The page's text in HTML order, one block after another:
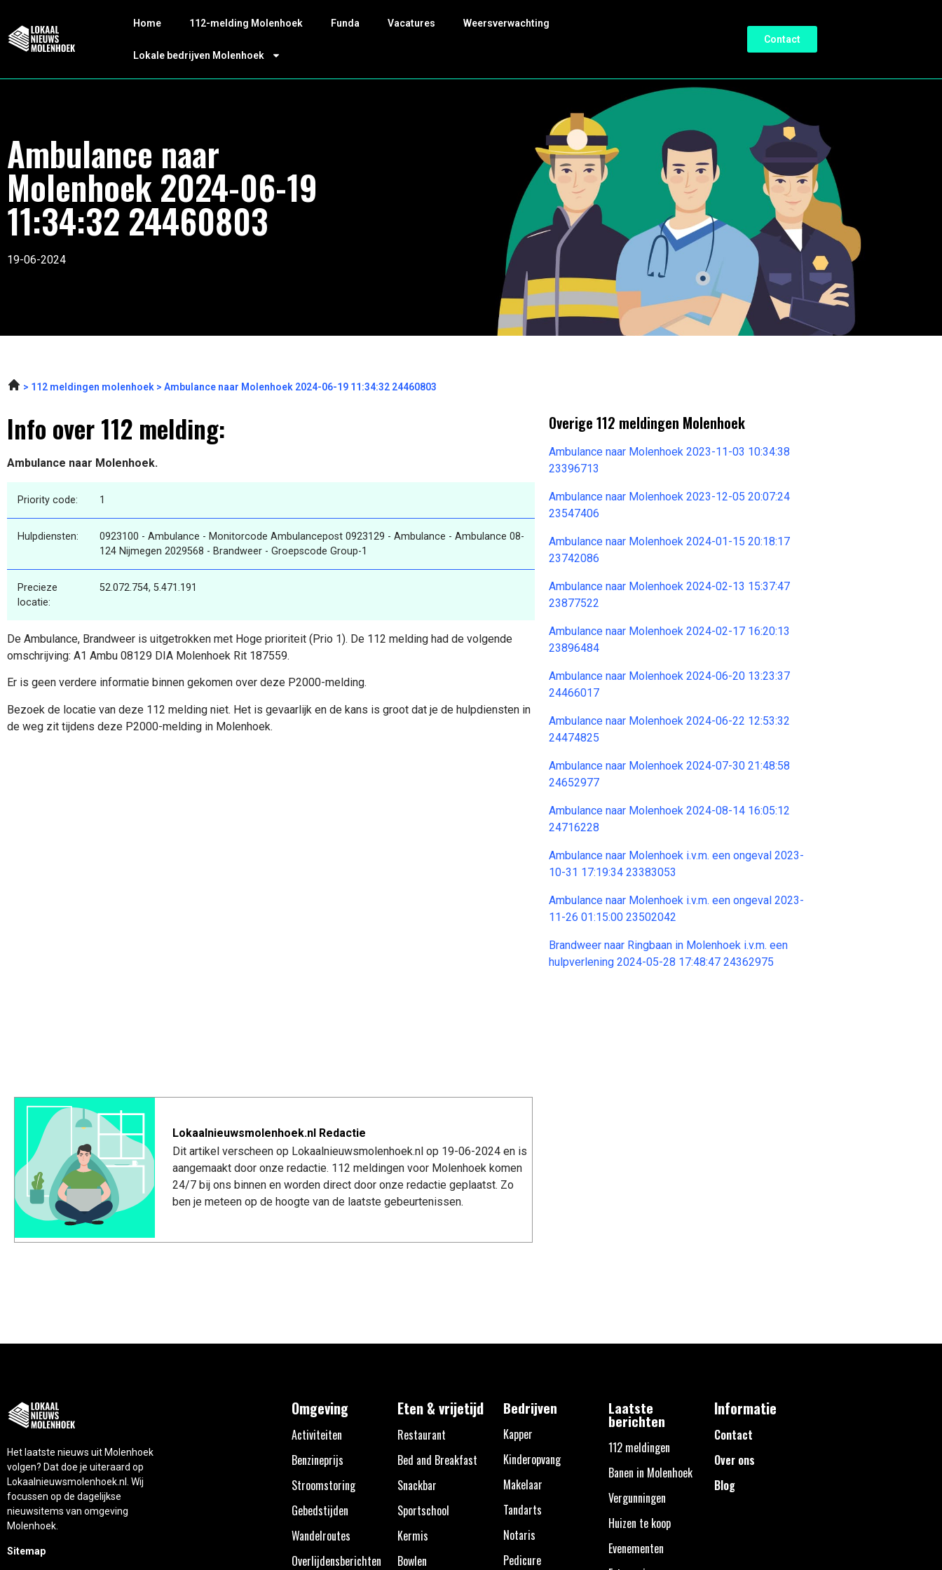
Home 112-melding Molenhoek Funda Vacatures Weersverwachting
Lokale bedrijven Molenhoek
Contact
Ambulance naar
Molenhoek 2024-06-19
11:34:32 24460803
19-06-2024
112 meldingen molenhoek Ambulance naar Molenhoek 2024-06-19 11:34:32 24460803
Info over 112 melding:
Ambulance naar Molenhoek.
Priority code: 1
Hulpdiensten:
0923100 - Ambulance - Monitorcode Ambulancepost 0923129 - Ambulance - Ambulance 08-
124 Nijmegen 2029568 - Brandweer - Groepscode Group-1
Precieze
locatie:
52.072.754, 5.471.191
De Ambulance, Brandweer is uitgetrokken met Hoge prioriteit (Prio 1). De 112 melding had de volgende
omschrijving: A1 Ambu 08129 DIA Molenhoek Rit 187559.
Er is geen verdere informatie binnen gekomen over deze P2000-melding.
Bezoek de locatie van deze 112 melding niet. Het is gevaarlijk en de kans is groot dat je de hulpdiensten in
de weg zit tijdens deze P2000-melding in Molenhoek.
Overige 112 meldingen Molenhoek
Ambulance naar Molenhoek 2023-11-03 10:34:38
23396713
Ambulance naar Molenhoek 2023-12-05 20:07:24
23547406
Ambulance naar Molenhoek 2024-01-15 20:18:17
23742086
Ambulance naar Molenhoek 2024-02-13 15:37:47
23877522
Ambulance naar Molenhoek 2024-02-17 16:20:13
23896484
Ambulance naar Molenhoek 2024-06-20 13:23:37
24466017
Ambulance naar Molenhoek 2024-06-22 12:53:32
24474825
Ambulance naar Molenhoek 2024-07-30 21:48:58
24652977
Ambulance naar Molenhoek 2024-08-14 16:05:12
24716228
Ambulance naar Molenhoek i.v.m. een ongeval 2023-
10-31 17:19:34 23383053
Ambulance naar Molenhoek i.v.m. een ongeval 2023-
11-26 01:15:00 23502042
Brandweer naar Ringbaan in Molenhoek i.v.m. een
hulpverlening 2024-05-28 17:48:47 24362975
Lokaalnieuwsmolenhoek.nl Redactie
Dit artikel verscheen op Lokaalnieuwsmolenhoek.nl op 19-06-2024 en is
aangemaakt door onze redactie. 112 meldingen voor Molenhoek komen
24/7 bij ons binnen en worden direct door onze redactie geplaatst. Zo
ben je meteen op de hoogte van de laatste gebeurtenissen.
Het laatste nieuws uit Molenhoek
volgen? Dat doe je uiteraard op
Lokaalnieuwsmolenhoek.nl. Wij
focussen op de dagelijkse
nieuwsitems van omgeving
Molenhoek.
Sitemap
Omgeving
Activiteiten
Benzineprijs
Stroomstoring
Gebedstijden
Wandelroutes
Overlijdensberichten
Eten & vrijetijd
Restaurant
Bed and Breakfast
Snackbar
Sportschool
Kermis
Bowlen
Bedrijven
Kapper
Kinderopvang
Makelaar
Tandarts
Notaris
Pedicure
Laatste
berichten
112 meldingen
Banen in Molenhoek
Vergunningen
Huizen te koop
Evenementen
Informatie
Contact
Over ons
Blog